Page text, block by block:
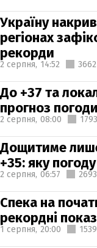
Україну
регіонах
рекорди
2 серпня, 14:52 3662
До +37 та
прогноз
2 серпня, 08:00 1793
Дощитиме
+35: яку
2 серпня, 06:57 2693
Спека на
рекордні
1 серпня, 20:00 1539